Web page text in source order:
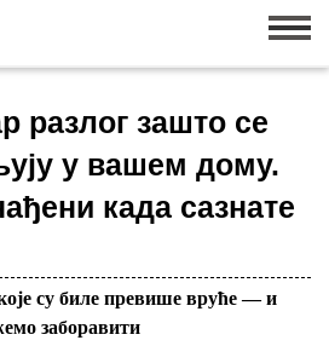
разлог зашто се
у вашем дому.
када сазнате
су биле превише вруће — и
заборавити